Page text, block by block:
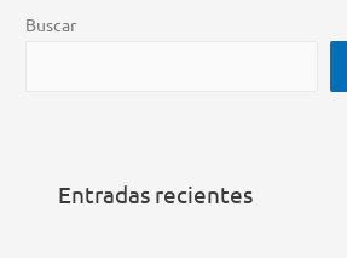
Buscar
Entradas recientes